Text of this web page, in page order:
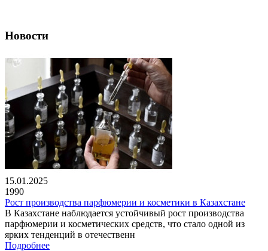
Новости
15.01.2025
1990
Рост производства парфюмерии и косметики в Казахстане
В Казахстане наблюдается устойчивый рост производства
парфюмерии и косметических средств, что стало одной из
ярких тенденций в отечественн
Подробнее